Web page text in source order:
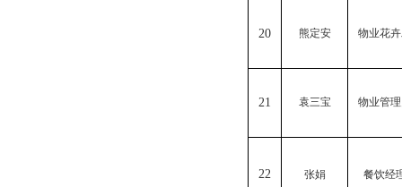
20 熊定安 物业花
21 袁三宝 物业管
22 张娟 餐饮经